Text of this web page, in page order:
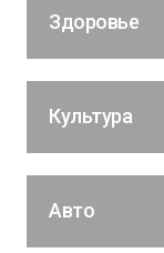
Здоровье
Культура
Авто